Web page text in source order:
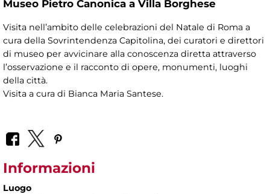
Museo Pietro Canonica a Villa Borghese
Visita nell’ambito delle celebrazioni del Natale di Roma a
cura della Sovrintendenza Capitolina, dei curatori e direttori
di museo per avvicinare alla conoscenza diretta attraverso
l’osservazione e il racconto di opere, monumenti, luoghi
della città.
Visita a cura di Bianca Maria Santese.
Informazioni
Luogo